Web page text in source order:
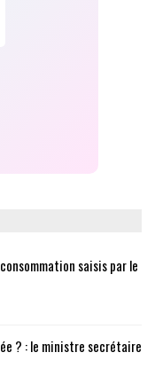
saisis par le
? : le ministre secrétaire